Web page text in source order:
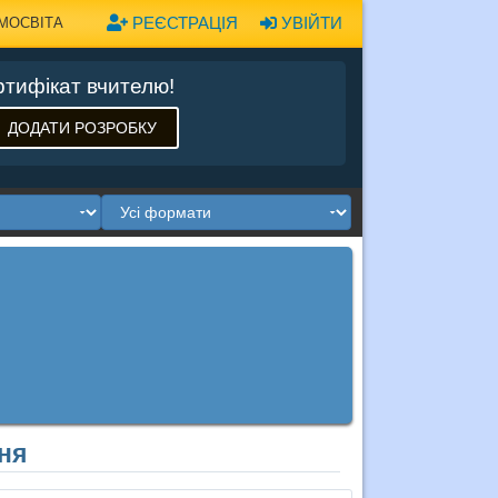
УВІЙТИ
РЕЄСТРАЦІЯ
вчителю!
ДОДАТИ РОЗРОБКУ